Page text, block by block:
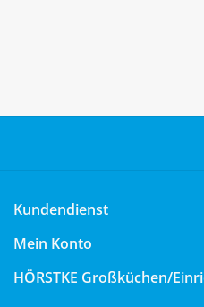
Kundendienst
Mein Konto
HÖRSTKE Großküchen/